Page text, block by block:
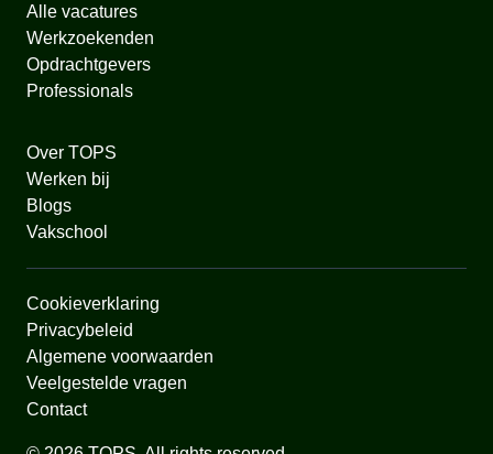
Alle vacatures
Werkzoekenden
Opdrachtgevers
Professionals
Over TOPS
Werken bij
Blogs
Vakschool
Cookieverklaring
Privacybeleid
Algemene voorwaarden
Veelgestelde vragen
Contact